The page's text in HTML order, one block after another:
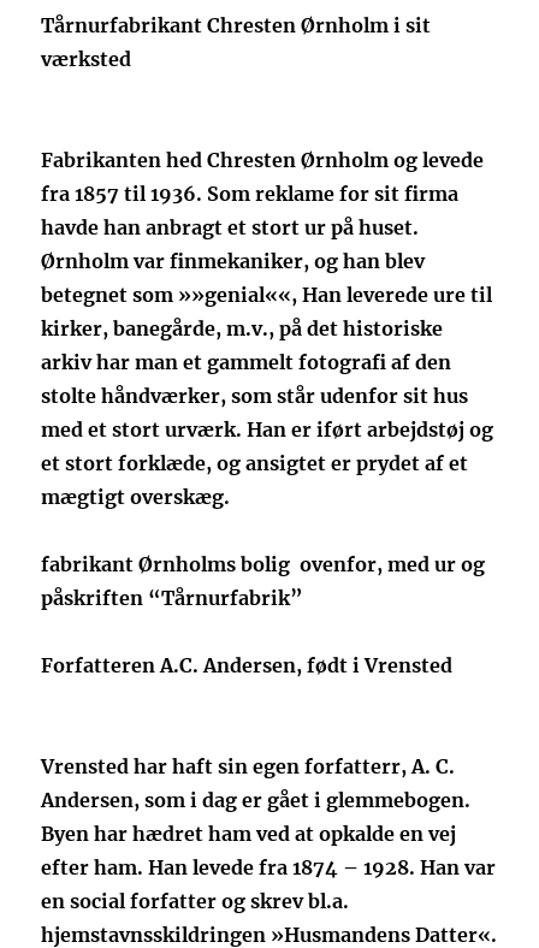
Tårnurfabrikant Chresten Ørnholm i sit
værksted
Fabrikanten hed Chresten Ørnholm og levede
fra 1857 til 1936. Som reklame for sit firma
havde han anbragt et stort ur på huset.
Ørnholm var finmekaniker, og han blev
betegnet som »»genial««, Han leverede ure til
kirker, banegårde, m.v., på det historiske
arkiv har man et gammelt fotografi af den
stolte håndværker, som står udenfor sit hus
med et stort urværk. Han er iført arbejdstøj og
et stort forklæde, og ansigtet er prydet af et
mægtigt overskæg.
fabrikant Ørnholms bolig ovenfor, med ur og
påskriften “Tårnurfabrik”
Forfatteren A.C. Andersen, født i Vrensted
Vrensted har haft sin egen forfatterr, A. C.
Andersen, som i dag er gået i glemmebogen.
Byen har hædret ham ved at opkalde en vej
efter ham. Han levede fra 1874 – 1928. Han var
en social forfatter og skrev bl.a.
hjemstavnsskildringen »Husmandens Datter«.